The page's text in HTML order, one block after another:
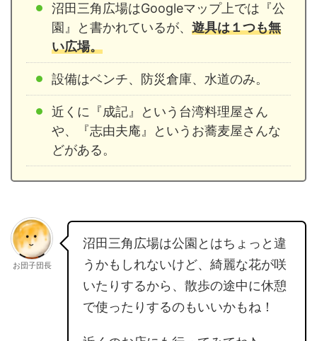
沼田三角広場はGoogleマップ上では『公
園』と書かれているが、 遊具は１つも無
い広場。
設備はベンチ、防災倉庫、水道のみ。
近くに『成記』という台湾料理屋さん
や、『志由夫庵』というお蕎麦屋さんな
どがある。
お団子団長
沼田三角広場は公園とはちょっと違
うかもしれないけど、綺麗な花が咲
いたりするから、散歩の途中に休憩
で使ったりするのもいいかもね！